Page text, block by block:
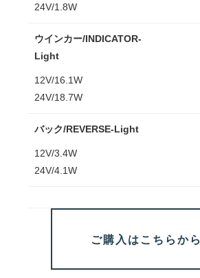
24V/1.8W
ウインカー/INDICATOR-
Light
12V/16.1W
24V/18.7W
バック/REVERSE-Light
12V/3.4W
24V/4.1W
ご購入はこちらから